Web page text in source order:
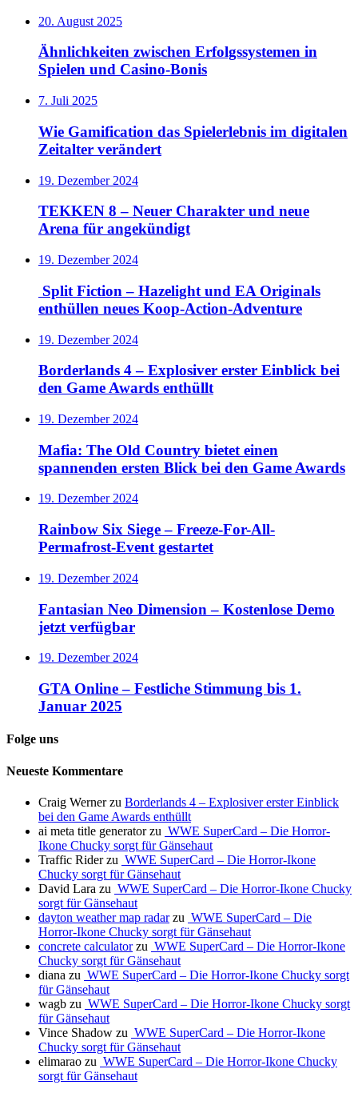
20. August 2025
Ähnlichkeiten zwischen Erfolgssystemen in
Spielen und Casino‑Bonis
7. Juli 2025
Wie Gamification das Spielerlebnis im digitalen
Zeitalter verändert
19. Dezember 2024
TEKKEN 8 – Neuer Charakter und neue
Arena für angekündigt
19. Dezember 2024
Split Fiction – Hazelight und EA Originals
enthüllen neues Koop-Action-Adventure
19. Dezember 2024
Borderlands 4 – Explosiver erster Einblick bei
den Game Awards enthüllt
19. Dezember 2024
Mafia: The Old Country bietet einen
spannenden ersten Blick bei den Game Awards
19. Dezember 2024
Rainbow Six Siege – Freeze-For-All-
Permafrost-Event gestartet
19. Dezember 2024
Fantasian Neo Dimension – Kostenlose Demo
jetzt verfügbar
19. Dezember 2024
GTA Online – Festliche Stimmung bis 1.
Januar 2025
Folge uns
Neueste Kommentare
Craig Wernerzu Borderlands 4 – Explosiver erster Einblick
bei den Game Awards enthüllt
ai meta title generatorzu WWE SuperCard – Die Horror-
Ikone Chucky sorgt für Gänsehaut
Traffic Riderzu WWE SuperCard – Die Horror-Ikone
Chucky sorgt für Gänsehaut
David Lara zu WWE SuperCard – Die Horror-Ikone Chucky
sorgt für Gänsehaut
dayton weather map radarzu WWE SuperCard – Die
Horror-Ikone Chucky sorgt für Gänsehaut
concrete calculatorzu WWE SuperCard – Die Horror-Ikone
Chucky sorgt für Gänsehaut
diana zu WWE SuperCard – Die Horror-Ikone Chucky sorgt
für Gänsehaut
wagb zu WWE SuperCard – Die Horror-Ikone Chucky sorgt
für Gänsehaut
Vince Shadow zu WWE SuperCard – Die Horror-Ikone
Chucky sorgt für Gänsehaut
elimarao zu WWE SuperCard – Die Horror-Ikone Chucky
sorgt für Gänsehaut